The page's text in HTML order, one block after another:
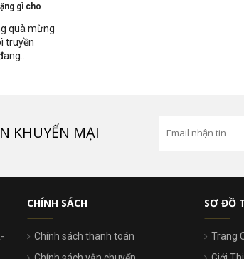
gì cho
quà mừng
truyền
KHUYẾN MẠI
CHÍNH SÁCH
Chính sách thanh toán
SƠ ĐỒ
Trang